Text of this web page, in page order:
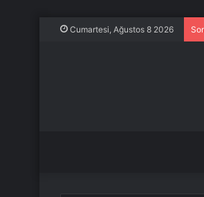
Cumartesi, Ağustos 8 2026